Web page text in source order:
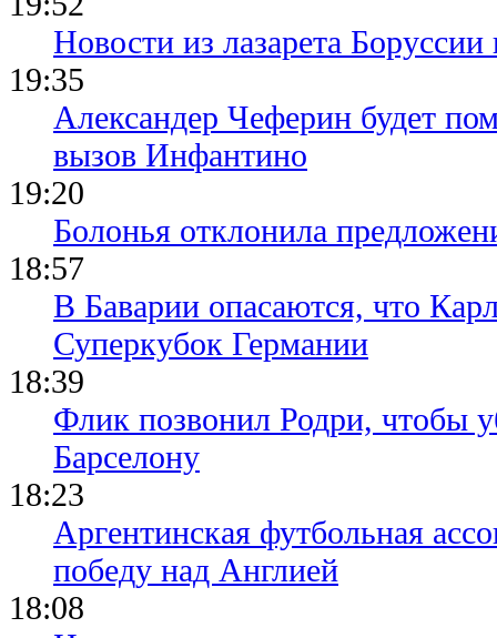
Новости из лазарета
19:35
Александер Чеферин будет
вызов Инфантино
19:20
Болонья отклонила
18:57
В Баварии опасаются, что
Суперкубок Германии
18:39
Флик позвонил Родри, чтобы
Барселону
18:23
Аргентинская футбольная
победу над Англией
18:08